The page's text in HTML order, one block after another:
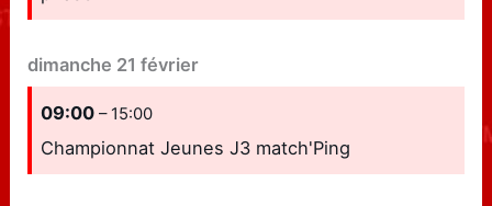
dimanche 21 février
09:00– 15:00
Championnat Jeunes J3 match'Ping